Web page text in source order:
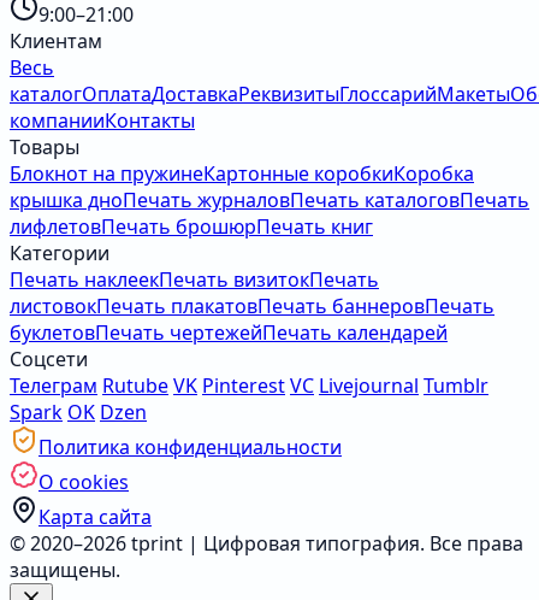
9:00–21:00
Клиентам
Весь
каталогОплатаДоставкаРеквизитыГлоссарийМакеты
компанииКонтакты
Товары
Блокнот на пружинеКартонные коробкиКоробка
крышка дноПечать журналовПечать каталоговПечать
лифлетовПечать брошюрПечать книг
Категории
Печать наклеекПечать визитокПечать
листовокПечать плакатовПечать баннеровПечать
буклетовПечать чертежейПечать календарей
Соцсети
Телеграм RutubeVK PinterestVC Livejournal Tumblr
Spark OK Dzen
Политика конфиденциальности
О cookies
Карта сайта
© 2020–2026 tprint | Цифровая типография. Все права
защищены.